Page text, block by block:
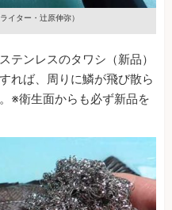
イター・辻原伸弥）
テンレスのタワシ（新品）
れば、周りに鱗が飛び散ら
※衛生面からも必ず新品を